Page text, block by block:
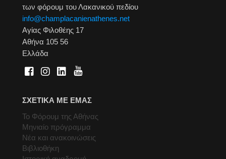
των φόρουμ του Λακανικού πεδίου
info@champlacanienathenes.net
Αγίας Φιλοθέης 17
Αθήνα 105 56
Ελλάδα
ΣΧΕΤΙΚΑ ΜΕ ΕΜΑΣ
Το Φόρουμ της Αθήνας
Μηνιαίο πρόγραμμα
Νέα και ανακοινώσεις
Βιβλιοθήκη